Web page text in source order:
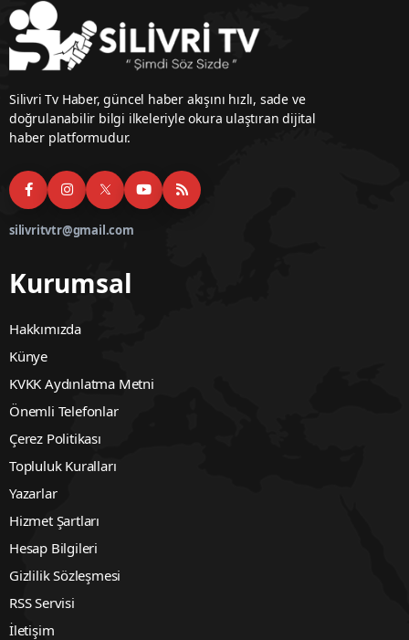
Silivri Tv Haber, güncel haber akışını hızlı, sade ve
doğrulanabilir bilgi ilkeleriyle okura ulaştıran dijital
haber platformudur.
silivritvtr@gmail.com
Kurumsal
Hakkımızda
Künye
KVKK Aydınlatma Metni
Önemli Telefonlar
Çerez Politikası
Topluluk Kuralları
Yazarlar
Hizmet Şartları
Hesap Bilgileri
Gizlilik Sözleşmesi
RSS Servisi
İletişim